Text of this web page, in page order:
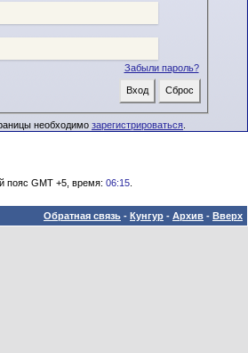
Забыли пароль?
необходимо зарегистрироваться
пояс GMT +5, время: 06:15.
Обратная связь - Кунгур - Архив - Вверх